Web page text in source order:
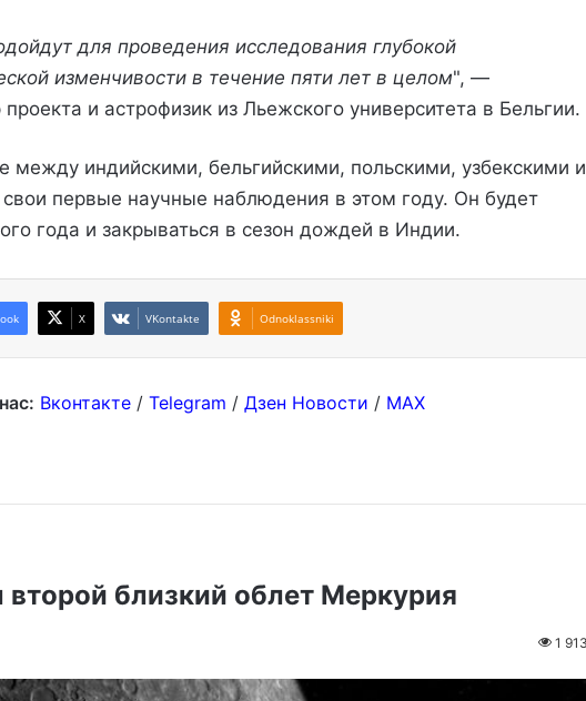
для проведения исследования глубокой
изменчивости в течение пяти лет в целом", —
и астрофизик из Льежского университета в Бельгии.
между индийскими, бельгийскими, польскими, узбекскими и
первые научные наблюдения в этом году. Он будет
года и закрываться в сезон дождей в Индии.
X VKontakte Odnoklassniki
Вконтакте/ Telegram / Дзен Новости / MAX